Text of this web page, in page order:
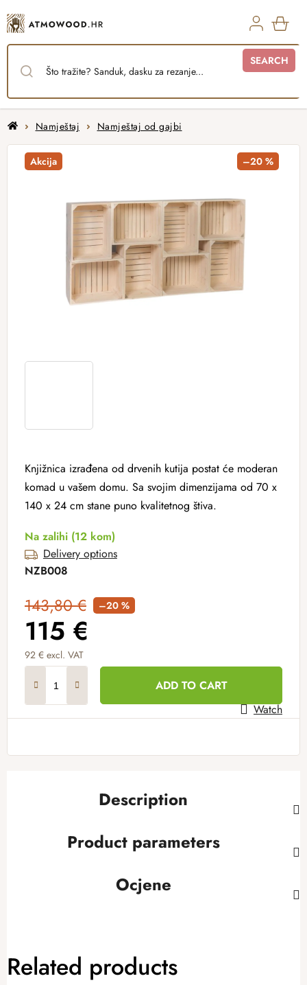
to
content
SEARCH
HomeNamještaj Namještaj od gajbi
Knjižnica izrađena od drvenih kutija postat će moderan
komad u vašem domu. Sa svojim dimenzijama od 70 x
140 x 24 cm stane puno kvalitetnog štiva.
Na zalihi (12 kom)
Delivery options
NZB008
143,80 € –20 %
115 €
92 € excl. VAT
ADD TO CART
Watch
Akcija –20 %
Description
Product parameters
Ocjene
Related products